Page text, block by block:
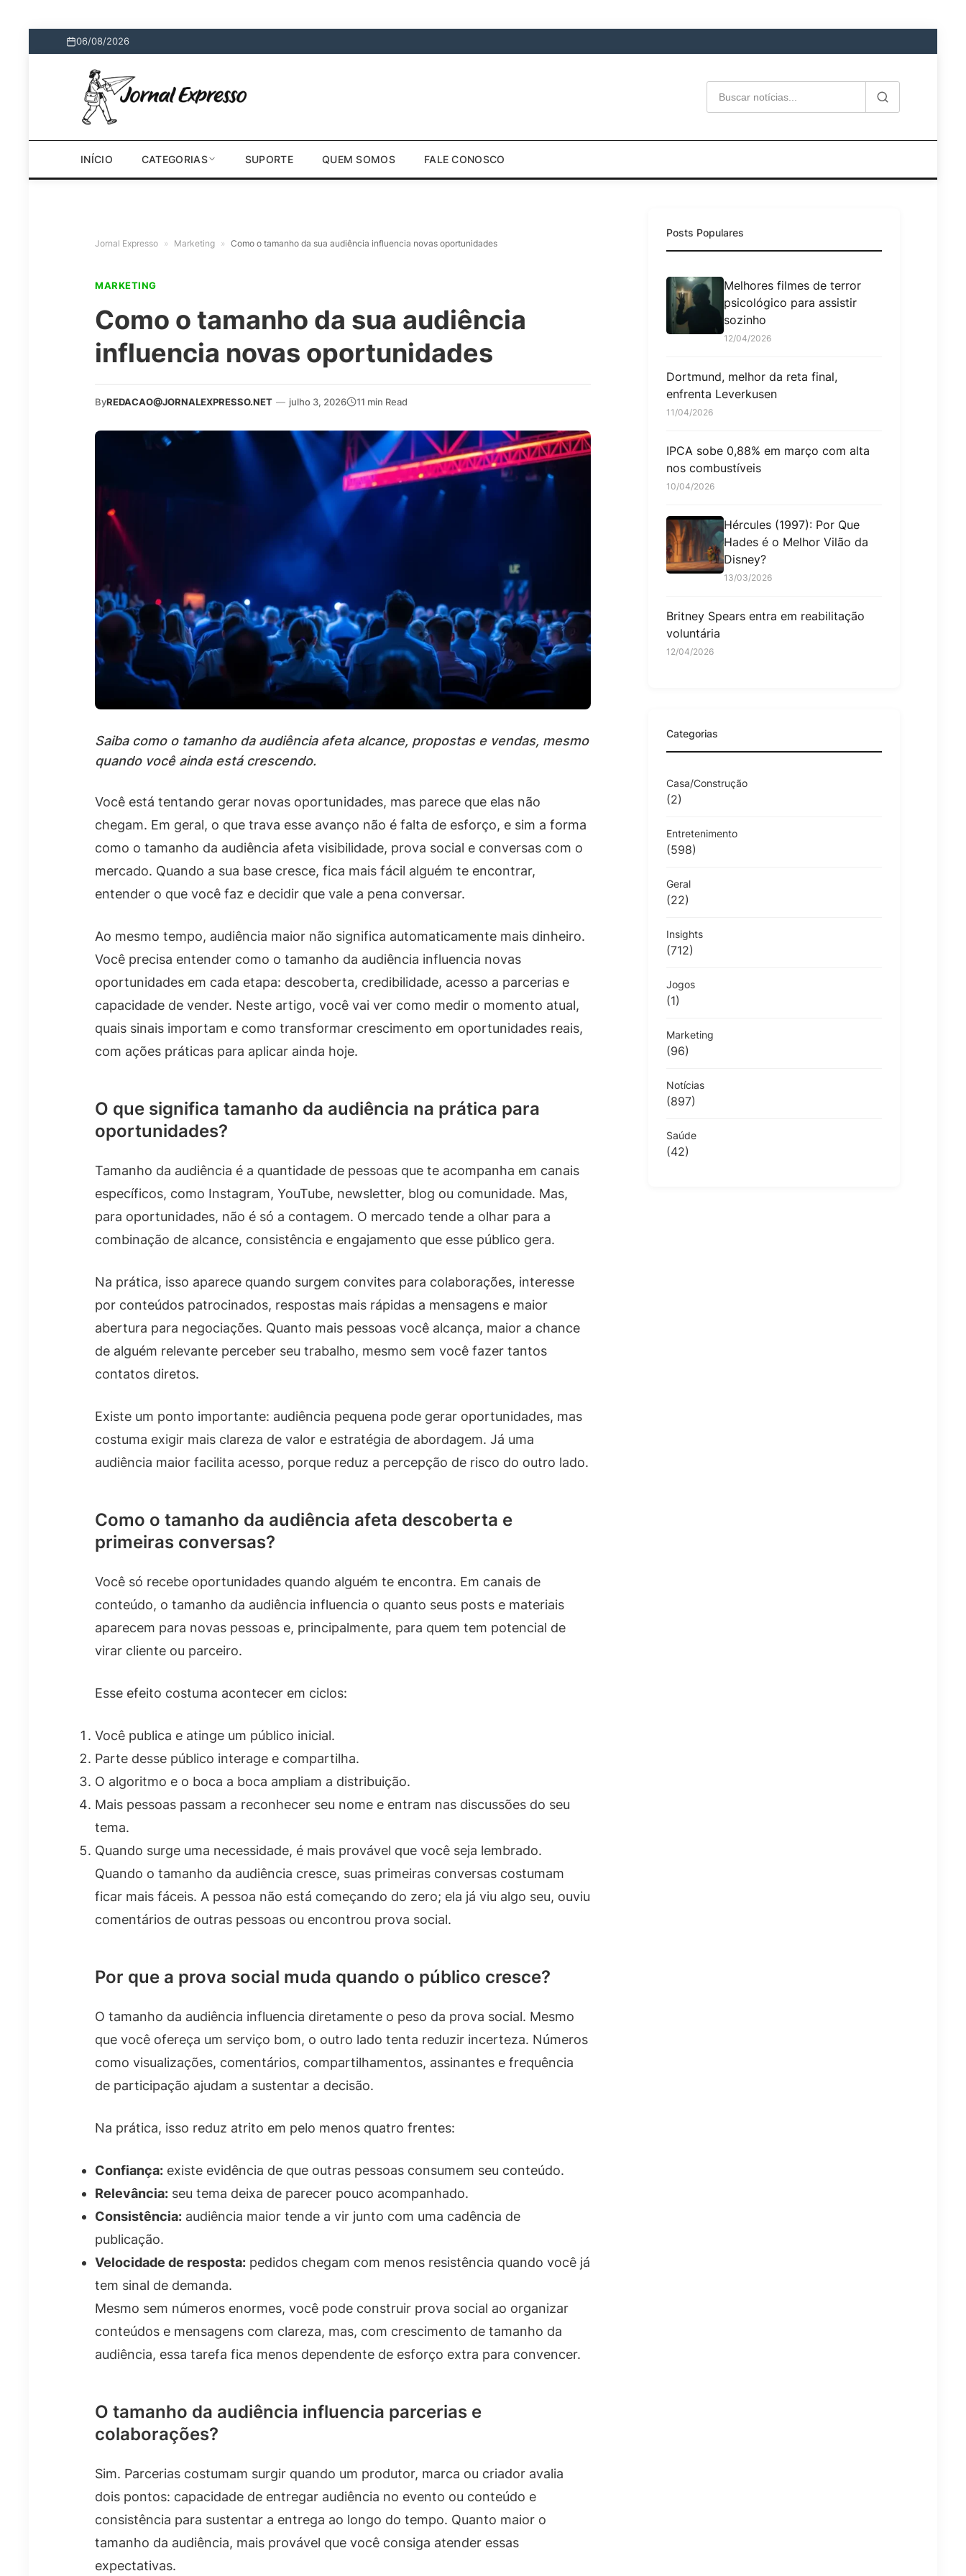
06/08/2026
INÍCIO CATEGORIAS SUPORTE QUEM SOMOS FALE CONOSCO
Jornal Expresso » Marketing » Como o tamanho da sua audiência influencia novas oportunidades
MARKETING
Como o tamanho da sua audiência
influencia novas oportunidades
ByREDACAO@JORNALEXPRESSO.NET — julho 3, 2026 11 min Read
Saiba como o tamanho da audiência afeta alcance, propostas e vendas, mesmo
quando você ainda está crescendo.
Você está tentando gerar novas oportunidades, mas parece que elas não
chegam. Em geral, o que trava esse avanço não é falta de esforço, e sim a forma
como o tamanho da audiência afeta visibilidade, prova social e conversas com o
mercado. Quando a sua base cresce, fica mais fácil alguém te encontrar,
entender o que você faz e decidir que vale a pena conversar.
Ao mesmo tempo, audiência maior não significa automaticamente mais dinheiro.
Você precisa entender como o tamanho da audiência influencia novas
oportunidades em cada etapa: descoberta, credibilidade, acesso a parcerias e
capacidade de vender. Neste artigo, você vai ver como medir o momento atual,
quais sinais importam e como transformar crescimento em oportunidades reais,
com ações práticas para aplicar ainda hoje.
O que significa tamanho da audiência na prática para
oportunidades?
Tamanho da audiência é a quantidade de pessoas que te acompanha em canais
específicos, como Instagram, YouTube, newsletter, blog ou comunidade. Mas,
para oportunidades, não é só a contagem. O mercado tende a olhar para a
combinação de alcance, consistência e engajamento que esse público gera.
Na prática, isso aparece quando surgem convites para colaborações, interesse
por conteúdos patrocinados, respostas mais rápidas a mensagens e maior
abertura para negociações. Quanto mais pessoas você alcança, maior a chance
de alguém relevante perceber seu trabalho, mesmo sem você fazer tantos
contatos diretos.
Existe um ponto importante: audiência pequena pode gerar oportunidades, mas
costuma exigir mais clareza de valor e estratégia de abordagem. Já uma
audiência maior facilita acesso, porque reduz a percepção de risco do outro lado.
Como o tamanho da audiência afeta descoberta e
primeiras conversas?
Você só recebe oportunidades quando alguém te encontra. Em canais de
conteúdo, o tamanho da audiência influencia o quanto seus posts e materiais
aparecem para novas pessoas e, principalmente, para quem tem potencial de
virar cliente ou parceiro.
Esse efeito costuma acontecer em ciclos:
Você publica e atinge um público inicial.
Parte desse público interage e compartilha.
O algoritmo e o boca a boca ampliam a distribuição.
Mais pessoas passam a reconhecer seu nome e entram nas discussões do seu
tema.
Quando surge uma necessidade, é mais provável que você seja lembrado.
Quando o tamanho da audiência cresce, suas primeiras conversas costumam
ficar mais fáceis. A pessoa não está começando do zero; ela já viu algo seu, ouviu
comentários de outras pessoas ou encontrou prova social.
Por que a prova social muda quando o público cresce?
O tamanho da audiência influencia diretamente o peso da prova social. Mesmo
que você ofereça um serviço bom, o outro lado tenta reduzir incerteza. Números
como visualizações, comentários, compartilhamentos, assinantes e frequência
de participação ajudam a sustentar a decisão.
Na prática, isso reduz atrito em pelo menos quatro frentes:
Confiança: existe evidência de que outras pessoas consumem seu conteúdo.
Relevância: seu tema deixa de parecer pouco acompanhado.
Consistência: audiência maior tende a vir junto com uma cadência de
publicação.
Velocidade de resposta: pedidos chegam com menos resistência quando você já
tem sinal de demanda.
Mesmo sem números enormes, você pode construir prova social ao organizar
conteúdos e mensagens com clareza, mas, com crescimento de tamanho da
audiência, essa tarefa fica menos dependente de esforço extra para convencer.
O tamanho da audiência influencia parcerias e
colaborações?
Sim. Parcerias costumam surgir quando um produtor, marca ou criador avalia
dois pontos: capacidade de entregar audiência no evento ou conteúdo e
consistência para sustentar a entrega ao longo do tempo. Quanto maior o
tamanho da audiência, mais provável que você consiga atender essas
expectativas.
Posts Populares
Melhores filmes de terror
psicológico para assistir
sozinho
12/04/2026
Dortmund, melhor da reta final,
enfrenta Leverkusen
11/04/2026
IPCA sobe 0,88% em março com alta
nos combustíveis
10/04/2026
Hércules (1997): Por Que
Hades é o Melhor Vilão da
Disney?
13/03/2026
Britney Spears entra em reabilitação
voluntária
12/04/2026
Categorias
Casa/Construção
(2)
Entretenimento
(598)
Geral
(22)
Insights
(712)
Jogos
(1)
Marketing
(96)
Notícias
(897)
Saúde
(42)